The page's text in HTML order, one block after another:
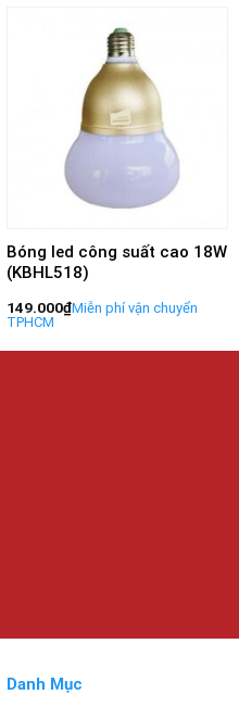
Bóng led công suất cao 18W
(KBHL518)
149.000₫
Danh Mục